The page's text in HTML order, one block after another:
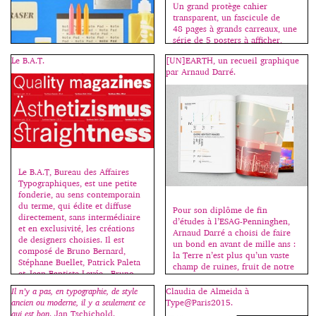
C’est avec cet ouvrage que
j’inaugure ma rubrique “des
livres”. Il n’est pas dans mon
intention de chroniquer toutes
les sorties en relation avec la
indispensables, les nécessaires.
Moi-même, j’achète assez peu de
livres sur le sujet ; si beaucoup
d’ouvrages sortent chaque
année, assez peu sont
importants. Et c’est sur ceux-là
que […]
Un grand protège cahier
transparent, un fascicule de
48 pages à grands carreaux, une
série de 5 posters à afficher,
collège ! Fanette Mellier invente
la madeleine qui nous renvoie à
nos premières émotions
graphiques, souvent liées à
l’école. Cahiers, stylos, livres,
tous les jeunes des pays riches
vivent au milieu d’objets
graphiques […]
Le B.A.T.
Le B.A.T, Bureau des Affaires
Typographiques, est une petite
fonderie, au sens contemporain
du terme, qui édite et diffuse
directement, sans intermédiaire
et en exclusivité, les créations
de designers choisies. Il est
composé de Bruno Bernard,
Stéphane Buellet, Patrick Paleta
et Jean-Baptiste Levée, Bruno
Bernard – Patrick Paleta et Jean-
Baptiste Levée étant diplômés de
l’atelier de création
[UN]EARTH, un recueil graphique
par Arnaud Darré.
Pour son diplôme de fin
d’études à l’ESAG-Penninghen,
Arnaud Darré a choisi de faire
un bond en avant de mille ans :
la Terre n’est plus qu’un vaste
champ de ruines, fruit de notre
création. Un monde oublié dans
le temps et l’espace… Presque
oublié. Venus du fin fond du
cosmos, un peuple découvre
Il n’y a pas, en typographie, de style
ancien ou moderne, il y a seulement ce
Claudia de Almeida à
Type@Paris2015.